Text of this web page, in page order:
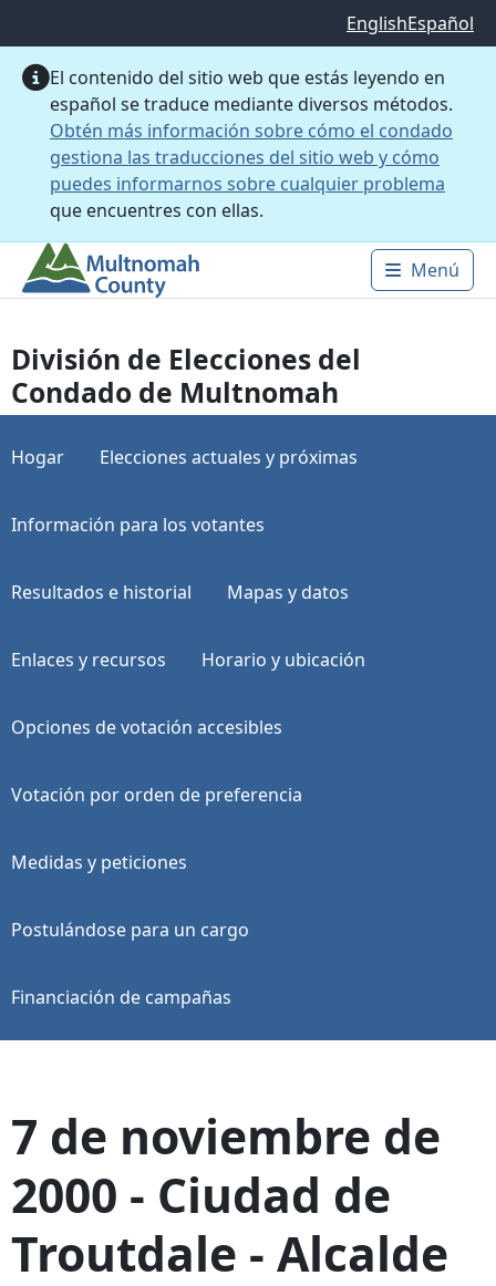
EnglishEspañol
El contenido del sitio web que estás leyendo en
español se traduce mediante diversos métodos.
Obtén más información sobre cómo el condado
gestiona las traducciones del sitio web y cómo
puedes informarnos sobre cualquier problema
que encuentres con ellas.
Main
Menú
División de Elecciones del
Condado de Multnomah
Hogar Elecciones actuales y próximas
Información para los votantes
Resultados e historial Mapas y datos
Enlaces y recursos Horario y ubicación
Opciones de votación accesibles
Votación por orden de preferencia
Medidas y peticiones
Postulándose para un cargo
Financiación de campañas
7 de noviembre de
2000 - Ciudad de
Troutdale - Alcalde